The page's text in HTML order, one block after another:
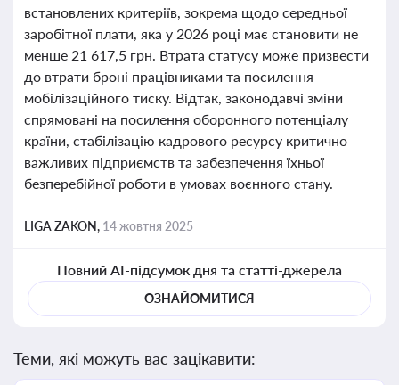
встановлених критеріїв, зокрема щодо середньої
заробітної плати, яка у 2026 році має становити не
менше 21 617,5 грн. Втрата статусу може призвести
до втрати броні працівниками та посилення
мобілізаційного тиску. Відтак, законодавчі зміни
спрямовані на посилення оборонного потенціалу
країни, стабілізацію кадрового ресурсу критично
важливих підприємств та забезпечення їхньої
безперебійної роботи в умовах воєнного стану.
LIGA ZAKON, 14 жовтня 2025
Повний AI-підсумок дня та статті-джерела
ОЗНАЙОМИТИСЯ
Теми, які можуть вас зацікавити: